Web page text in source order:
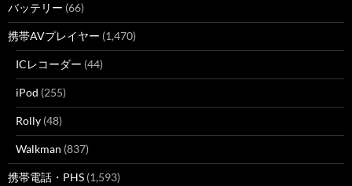
バッテリー (66)
携帯AVプレイヤー (1,470)
ICレコーダー (44)
iPod (255)
Rolly (48)
Walkman (837)
携帯電話・PHS (1,593)